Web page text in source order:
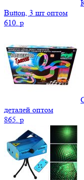
Button, 3 шт оптом
610. p
деталей оптом
865. p